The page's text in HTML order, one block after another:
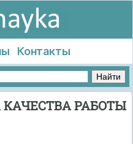
Контакты
РАБОТЫ